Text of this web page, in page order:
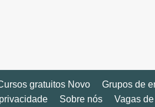
gratuitos Novo
Grupos de
Sobre nós Vagas